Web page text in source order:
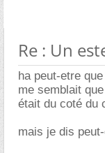
Re : Un
ha peut-etre
me semblait
était du coté du
mais je dis